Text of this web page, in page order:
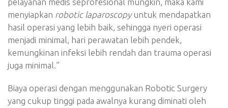
menyiapkan robotic laparoscopyuntuk mendapatkan
hasil operasi yang lebih baik, sehingga nyeri operasi
menjadi minimal, hari perawatan lebih pendek,
kemungkinan infeksi lebih rendah dan trauma operasi
juga minimal.”
Biaya operasi dengan menggunakan Robotic Surgery
yang cukup tinggi pada awalnya kurang diminati oleh